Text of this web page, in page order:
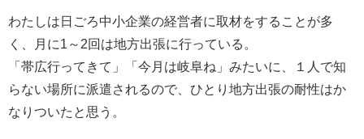
わたしは日ごろ中小企業の経営者に取材をすることが多
く、月に1～2回は地方出張に行っている。
「帯広行ってきて」「今月は岐阜ね」みたいに、１人で知
らない場所に派遣されるので、ひとり地方出張の耐性はか
なりついたと思う。